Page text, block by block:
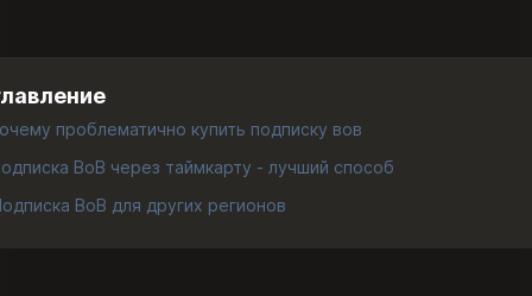
проблематично купить подписку вов
ВоВ через таймкарту - лучший способ
ВоВ для других регионов